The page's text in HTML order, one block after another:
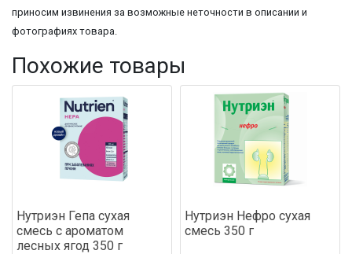
приносим извинения за возможные неточности в описании и
фотографиях товара.
Похожие товары
Нутриэн Гепа сухая
смесь с ароматом
лесных ягод 350 г
Нутриэн Нефро сухая
смесь 350 г